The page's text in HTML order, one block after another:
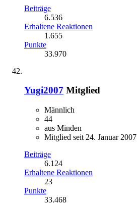
Beiträge
6.536
Erhaltene Reaktionen
1.655
Punkte
33.970
Yugi2007 Mitglied
Männlich
44
aus Minden
Mitglied seit 24. Januar 2007
Beiträge
6.124
Erhaltene Reaktionen
23
Punkte
33.468